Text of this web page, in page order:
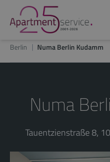
Berlin Numa Berlin Kudamm
Numa
Tauentzienstraße 8,